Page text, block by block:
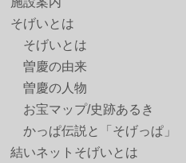
そげいとは
そげいとは
曽慶の由来
曽慶の人物
お宝マップ/史跡あるき
かっぱ伝説と「そげっぱ」
結いネットそげいとは